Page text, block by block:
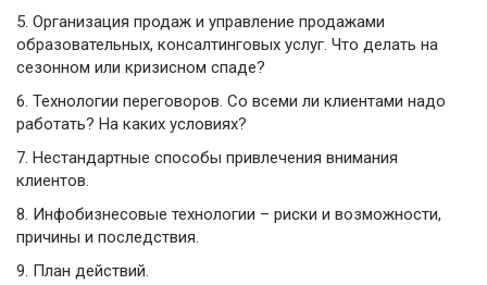
5. Организация продаж и управление продажами
образовательных, консалтинговых услуг. Что делать на
сезонном или кризисном спаде?
6. Технологии переговоров. Со всеми ли клиентами надо
работать? На каких условиях?
7. Нестандартные способы привлечения внимания
клиентов.
8. Инфобизнесовые технологии – риски и возможности,
причины и последствия.
9. План действий.